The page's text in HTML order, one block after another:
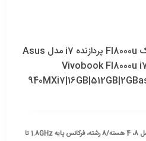
لپ تاپ 15 اینچ ایسوس ویوبوک Fl8000u پردازنده i7 مدل Asus
Vivobook Fl8000u
940MXi7|16GB|512GB|2GB
پردازنده: Intel Core i7-8550U (نسل 8، 4 هسته/8 رشته، فرکانس پایه 1.8GHz تا